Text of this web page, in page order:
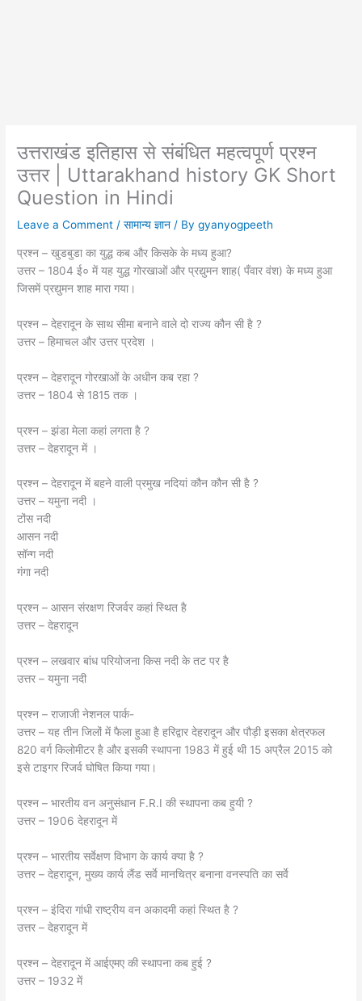
उत्तराखंड इतिहास से संबंधित महत्वपूर्ण प्रश्न
उत्तर | Uttarakhand history GK Short
Question in Hindi
Leave a Comment /सामान्य ज्ञान / Bygyanyogpeeth
प्रश्न – खुडबुडा का युद्ध कब और किसके के मध्य हुआ?
उत्तर – 1804 ई० में यह युद्ध गोरखाओं और प्रद्युमन शाह( पँवार वंश) के मध्य हुआ
जिसमें प्रद्युमन शाह मारा गया।
प्रश्न – देहरादून के साथ सीमा बनाने वाले दो राज्य कौन सी है ?
उत्तर – हिमाचल और उत्तर प्रदेश ।
प्रश्न – देहरादून गोरखाओं के अधीन कब रहा ?
उत्तर – 1804 से 1815 तक ।
प्रश्न – झंडा मेला कहां लगता है ?
उत्तर – देहरादून में ।
प्रश्न – देहरादून में बहने वाली प्रमुख नदियां कौन कौन सी है ?
उत्तर – यमुना नदी ।
टोंस नदी
आसन नदी
सॉन्ग नदी
गंगा नदी
प्रश्न – आसन संरक्षण रिजर्वर कहां स्थित है
उत्तर – देहरादून
प्रश्न – लखवार बांध परियोजना किस नदी के तट पर है
उत्तर – यमुना नदी
प्रश्न – राजाजी नेशनल पार्क-
उत्तर – यह तीन जिलों में फैला हुआ है हरिद्वार देहरादून और पौड़ी इसका क्षेत्रफल
820 वर्ग किलोमीटर है और इसकी स्थापना 1983 में हुई थी 15 अप्रैल 2015 को
इसे टाइगर रिजर्व घोषित किया गया।
प्रश्न – भारतीय वन अनुसंधान F.R.I की स्थापना कब हुयी ?
उत्तर – 1906 देहरादून में
प्रश्न – भारतीय सर्वेक्षण विभाग के कार्य क्या है ?
उत्तर – देहरादून, मुख्य कार्य लैंड सर्वे मानचित्र बनाना वनस्पति का सर्वे
प्रश्न – इंदिरा गांधी राष्ट्रीय वन अकादमी कहां स्थित है ?
उत्तर – देहरादून में
प्रश्न – देहरादून में आईएमए की स्थापना कब हुई ?
उत्तर – 1932 में